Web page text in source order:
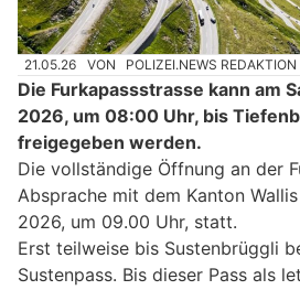
21.05.26 VON POLIZEI.NEWS REDAKTION
Die Furkapassstrasse kann am
2026, um 08:00 Uhr, bis
freigegeben werden.
Die vollständige Öffnung an der
Absprache mit dem Kanton
2026, um 09.00 Uhr, statt.
Erst teilweise bis Sustenbrüggli
Sustenpass. Bis dieser Pass als